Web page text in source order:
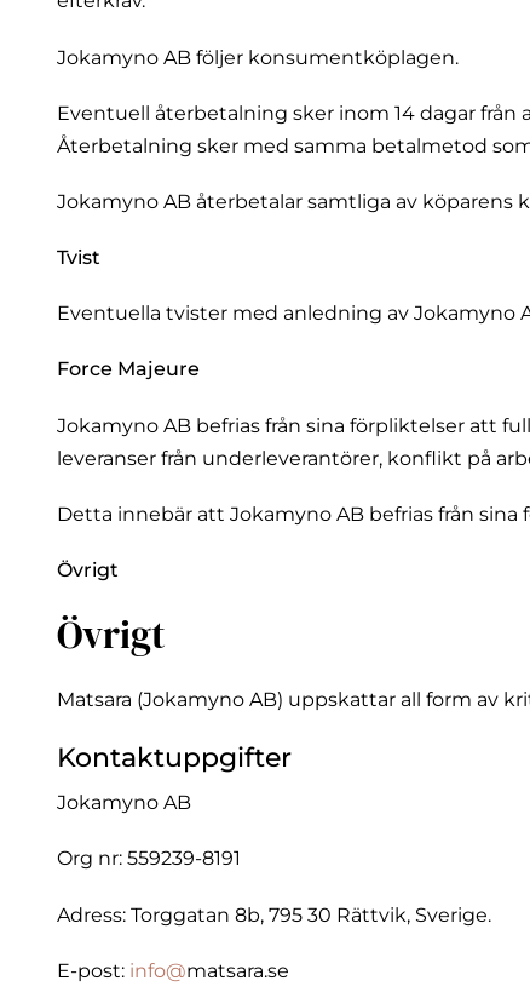
Jokamyno AB följer konsumentköplagen.
Eventuell återbetalning sker inom 14 dagar
Återbetalning sker med samma betalmetod
Jokamyno AB återbetalar samtliga av
Tvist
Eventuella tvister med anledning av Jokamyno
Force Majeure
Jokamyno AB befrias från sina förpliktelser att
leveranser från underleverantörer, konflikt på
Detta innebär att Jokamyno AB befrias från
Övrigt
Övrigt
Matsara (Jokamyno AB) uppskattar all form av
Kontaktuppgifter
Jokamyno AB
Org nr: 559239-8191
Adress: Torggatan 8b, 795 30 Rättvik, Sverige.
E-post: info@matsara.se